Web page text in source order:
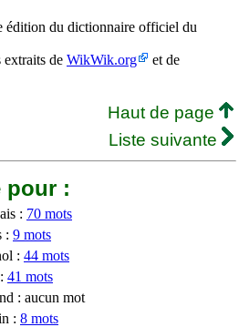
édition du dictionnaire officiel du
de WikWik.org
et de
Haut de page
Liste suivante
pour :
: 70 mots
: 9 mots
: 44 mots
41 mots
: aucun mot
: 8 mots